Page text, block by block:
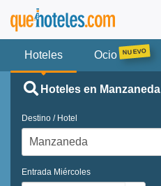
Hoteles Ocio
Hoteles en Manzaneda
Destino / Hotel
Entrada Miércoles